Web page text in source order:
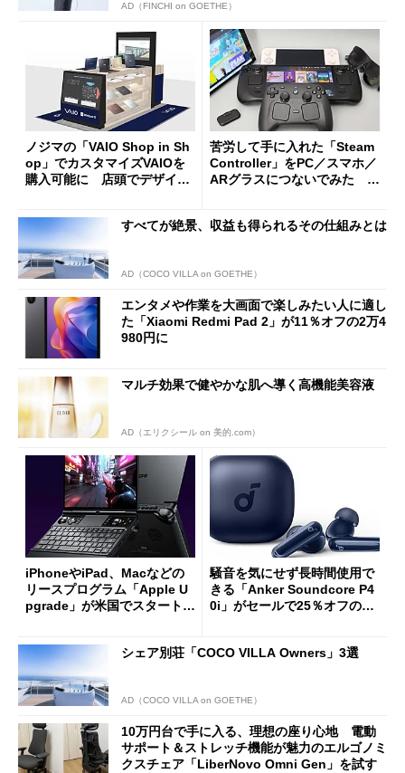
AD（FINCHI on GOETHE）
ノジマの「VAIO Shop in Sh
op」でカスタマイズVAIOを
購入可能に 店頭でデザイン
苦労して手に入れた「Steam
Controller」をPC／スマホ／
ARグラスにつないでみた ゲ
すべてが絶景、収益も得られるその仕組みとは
AD（COCO VILLA on GOETHE）
エンタメや作業を大画面で楽しみたい人に適し
た「Xiaomi Redmi Pad 2」が11％オフの2万4
980円に
マルチ効果で健やかな肌へ導く高機能美容液
AD（エリクシール on 美的.com）
iPhoneやiPad、Macなどの
リースプログラム「Apple U
pgrade」が米国でスタート／
ut」が明...
騒音を気にせず長時間使用で
きる「Anker Soundcore P4
0i」がセールで25％オフの59
シェア別荘「COCO VILLA Owners」3選
AD（COCO VILLA on GOETHE）
10万円台で手に入る、理想の座り心地 電動
サポート＆ストレッチ機能が魅力のエルゴノミ
クスチェア「LiberNovo Omni Gen」を試す